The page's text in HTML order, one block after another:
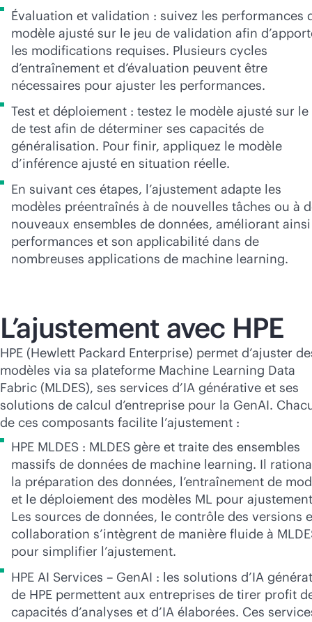
Évaluation et validation : suivez les performances
modèle ajusté sur le jeu de validation afin
les modifications requises. Plusieurs cycles
d’entraînement et d’évaluation peuvent être
nécessaires pour ajuster les performances.
Test et déploiement : testez le modèle ajusté sur le
de test afin de déterminer ses capacités de
généralisation. Pour finir, appliquez le modèle
d’inférence ajusté en situation réelle.
En suivant ces étapes, l’ajustement adapte les
modèles préentraînés à de nouvelles tâches ou à
nouveaux ensembles de données, améliorant
performances et son applicabilité dans de
nombreuses applications de machine learning.
L’ajustement avec HPE
HPE (Hewlett Packard Enterprise) permet d’ajuster
modèles via sa plateforme Machine Learning Data
Fabric (MLDES), ses services d’IA générative et ses
solutions de calcul d’entreprise pour la GenAI.
de ces composants facilite l’ajustement :
HPE MLDES : MLDES gère et traite des ensembles
massifs de données de machine learning. Il
la préparation des données, l’entraînement de
et le déploiement des modèles ML pour
Les sources de données, le contrôle des versions
collaboration s’intègrent de manière fluide à
pour simplifier l’ajustement.
HPE AI Services – GenAI : les solutions d’IA
de HPE permettent aux entreprises de tirer profit
capacités d’analyses et d’IA élaborées. Ces